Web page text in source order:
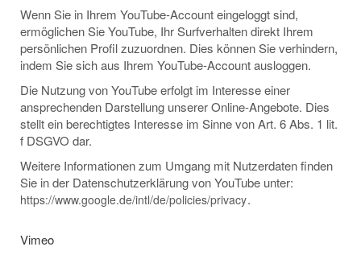
Wenn Sie in Ihrem YouTube-Account eingeloggt sind,
ermöglichen Sie YouTube, Ihr Surfverhalten direkt Ihrem
persönlichen Profil zuzuordnen. Dies können Sie verhindern,
indem Sie sich aus Ihrem YouTube-Account ausloggen.
Die Nutzung von YouTube erfolgt im Interesse einer
ansprechenden Darstellung unserer Online-Angebote. Dies
stellt ein berechtigtes Interesse im Sinne von Art. 6 Abs. 1 lit.
f DSGVO dar.
Weitere Informationen zum Umgang mit Nutzerdaten finden
Sie in der Datenschutzerklärung von YouTube unter:
https://www.google.de/intl/de/policies/privacy.
Vimeo